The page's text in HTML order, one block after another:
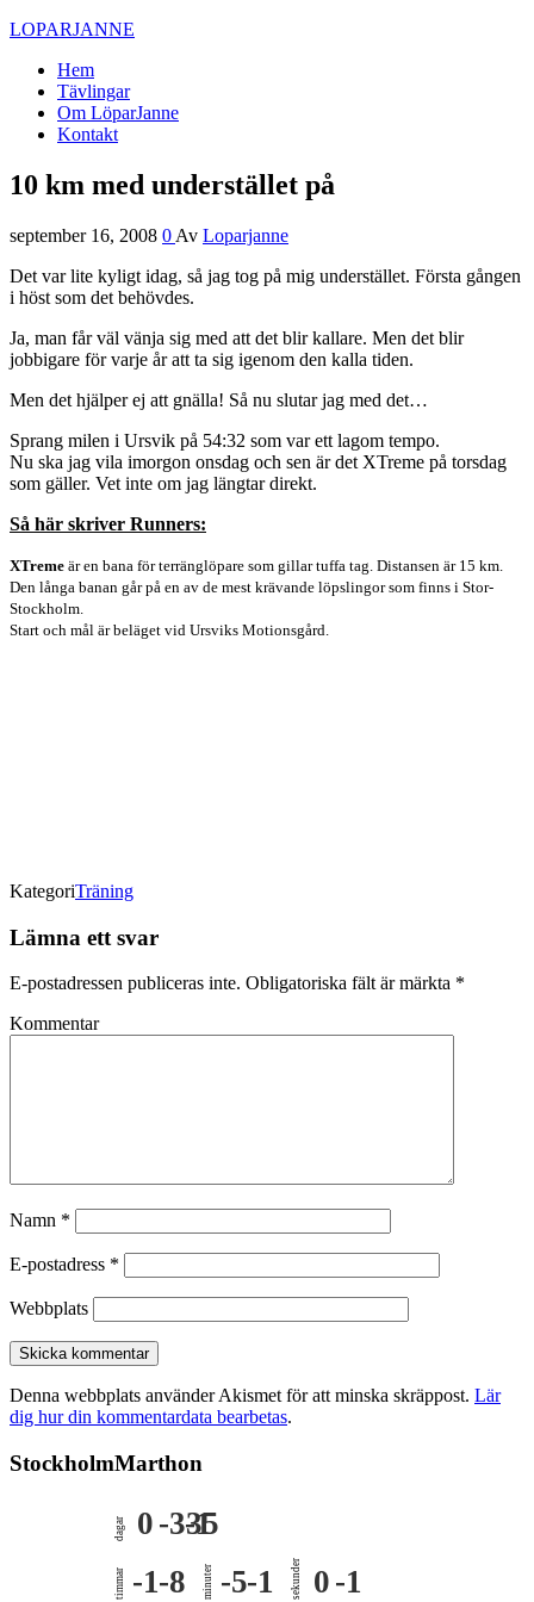
LOPARJANNE
Hem
Tävlingar
Om LöparJanne
Kontakt
10 km med understället på
september 16, 2008 0 Av Loparjanne
Det var lite kyligt idag, så jag tog på mig understället. Första gången
i höst som det behövdes.
Ja, man får väl vänja sig med att det blir kallare. Men det blir
jobbigare för varje år att ta sig igenom den kalla tiden.
Men det hjälper ej att gnälla! Så nu slutar jag med det…
Sprang milen i Ursvik på 54:32 som var ett lagom tempo.
Nu ska jag vila imorgon onsdag och sen är det XTreme på torsdag
som gäller. Vet inte om jag längtar direkt.
Så här skriver Runners:
XTreme är en bana för terränglöpare som gillar tuffa tag. Distansen är 15 km.
Den långa banan går på en av de mest krävande löpslingor som finns i Stor-
Stockholm.
Start och mål är beläget vid Ursviks Motionsgård.
KategoriTräning
Lämna ett svar
E-postadressen publiceras inte. Obligatoriska fält är märkta *
Kommentar
Namn *
E-postadress *
Webbplats
Denna webbplats använder Akismet för att minska skräppost. Lär
dig hur din kommentardata bearbetas.
StockholmMarthon
dagar 0 -335
-1
timmar -1-8 minuter -5-1 sekunder 0 -1